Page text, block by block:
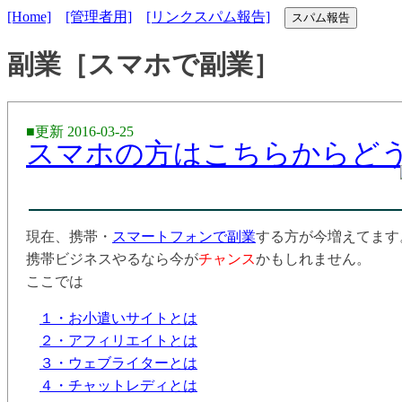
[Home] [管理者用] [リンクスパム報告] スパム報告
副業［スマホで副業］
■更新 2016-03-25
スマホの方はこちらからど
現在、携帯・ スマートフォンで副業する方が今増えてます
携帯ビジネスやるなら今がチャンスかもしれません。
ここでは
１・お小遣いサイトとは
２・アフィリエイトとは
３・ウェブライターとは
４・チャットレディとは